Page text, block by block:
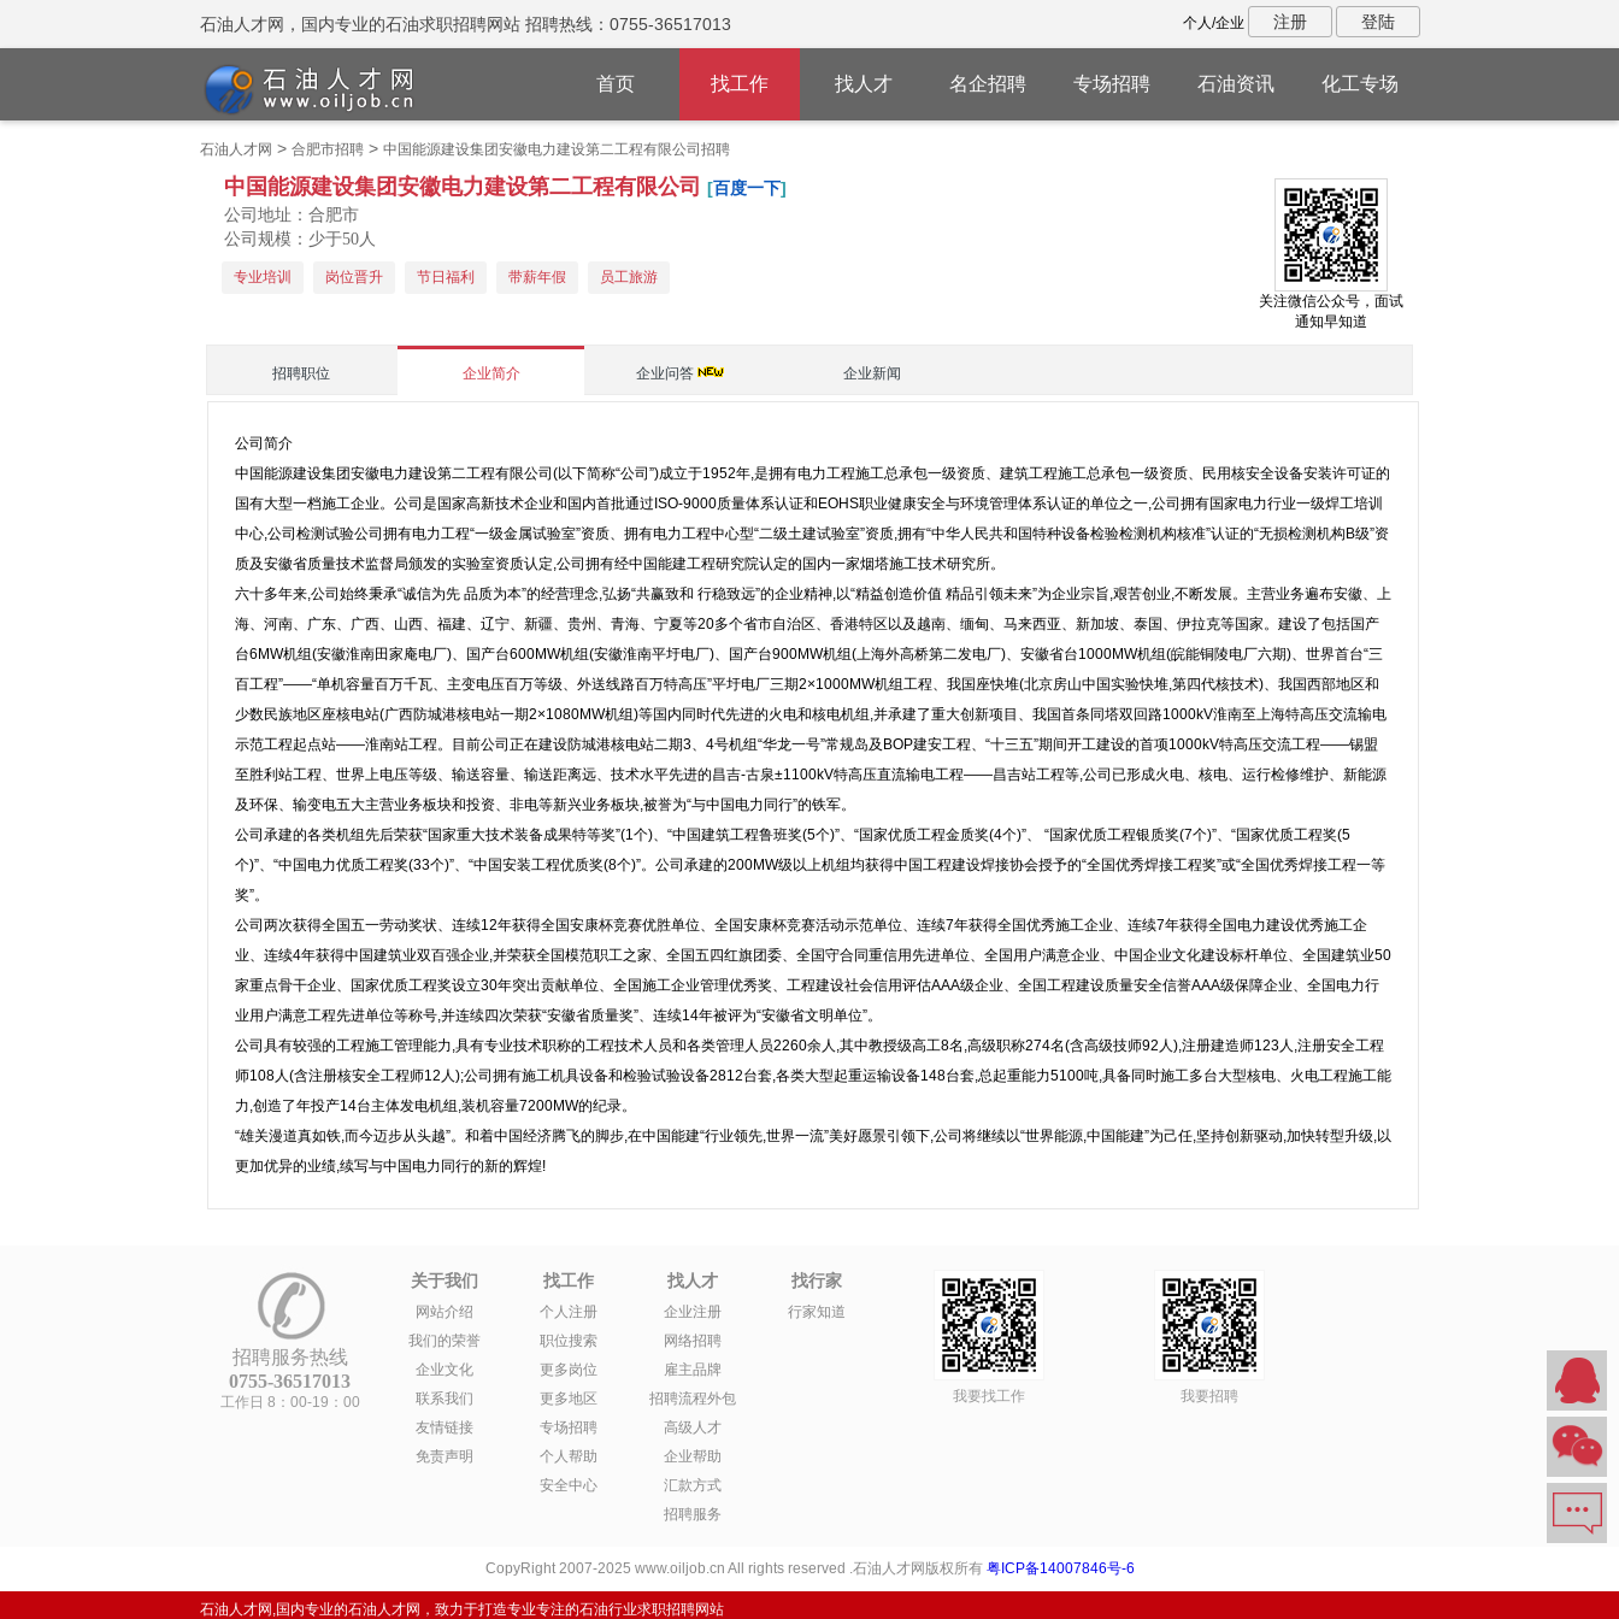
石油人才网，国内专业的石油求职招聘网站 招聘热线：0755-36517013 个人/企业 注册 登陆
首页 找工作 找人才 名企招聘 专场招聘 石油资讯 化工专场
石油人才网 > 合肥市招聘> 中国能源建设集团安徽电力建设第二工程有限公司招聘
中国能源建设集团安徽电力建设第二工程有限公司 [百度一下]
公司地址：合肥市
公司规模：少于50人
专业培训 岗位晋升 节日福利 带薪年假
员工旅游
关注微信公众号，面试
通知早知道
招聘职位 企业简介 企业问答 企业新闻
公司简介
中国能源建设集团安徽电力建设第二工程有限公司(以下简称“公司”)成立于1952年,是拥有电力工程施工总承包一级资质、建筑工程施工总承包一级资质、民用核安全设备安装许可证的
国有大型一档施工企业。公司是国家高新技术企业和国内首批通过ISO-9000质量体系认证和EOHS职业健康安全与环境管理体系认证的单位之一,公司拥有国家电力行业一级焊工培训
中心,公司检测试验公司拥有电力工程“一级金属试验室”资质、拥有电力工程中心型“二级土建试验室”资质,拥有“中华人民共和国特种设备检验检测机构核准”认证的“无损检测机构B级”资
质及安徽省质量技术监督局颁发的实验室资质认定,公司拥有经中国能建工程研究院认定的国内一家烟塔施工技术研究所。
六十多年来,公司始终秉承“诚信为先 品质为本”的经营理念,弘扬“共赢致和 行稳致远”的企业精神,以“精益创造价值 精品引领未来”为企业宗旨,艰苦创业,不断发展。主营业务遍布安徽、上
海、河南、广东、广西、山西、福建、辽宁、新疆、贵州、青海、宁夏等20多个省市自治区、香港特区以及越南、缅甸、马来西亚、新加坡、泰国、伊拉克等国家。建设了包括国产
台6MW机组(安徽淮南田家庵电厂)、国产台600MW机组(安徽淮南平圩电厂)、国产台900MW机组(上海外高桥第二发电厂)、安徽省台1000MW机组(皖能铜陵电厂六期)、世界首台“三
百工程”——“单机容量百万千瓦、主变电压百万等级、外送线路百万特高压”平圩电厂三期2×1000MW机组工程、我国座快堆(北京房山中国实验快堆,第四代核技术)、我国西部地区和
少数民族地区座核电站(广西防城港核电站一期2×1080MW机组)等国内同时代先进的火电和核电机组,并承建了重大创新项目、我国首条同塔双回路1000kV淮南至上海特高压交流输电
示范工程起点站——淮南站工程。目前公司正在建设防城港核电站二期3、4号机组“华龙一号”常规岛及BOP建安工程、“十三五”期间开工建设的首项1000kV特高压交流工程——锡盟
至胜利站工程、世界上电压等级、输送容量、输送距离远、技术水平先进的昌吉-古泉±1100kV特高压直流输电工程——昌吉站工程等,公司已形成火电、核电、运行检修维护、新能源
及环保、输变电五大主营业务板块和投资、非电等新兴业务板块,被誉为“与中国电力同行”的铁军。
公司承建的各类机组先后荣获“国家重大技术装备成果特等奖”(1个)、“中国建筑工程鲁班奖(5个)”、“国家优质工程金质奖(4个)”、 “国家优质工程银质奖(7个)”、“国家优质工程奖(5
个)”、“中国电力优质工程奖(33个)”、“中国安装工程优质奖(8个)”。公司承建的200MW级以上机组均获得中国工程建设焊接协会授予的“全国优秀焊接工程奖”或“全国优秀焊接工程一等
奖”。
公司两次获得全国五一劳动奖状、连续12年获得全国安康杯竞赛优胜单位、全国安康杯竞赛活动示范单位、连续7年获得全国优秀施工企业、连续7年获得全国电力建设优秀施工企
业、连续4年获得中国建筑业双百强企业,并荣获全国模范职工之家、全国五四红旗团委、全国守合同重信用先进单位、全国用户满意企业、中国企业文化建设标杆单位、全国建筑业50
家重点骨干企业、国家优质工程奖设立30年突出贡献单位、全国施工企业管理优秀奖、工程建设社会信用评估AAA级企业、全国工程建设质量安全信誉AAA级保障企业、全国电力行
业用户满意工程先进单位等称号,并连续四次荣获“安徽省质量奖”、连续14年被评为“安徽省文明单位”。
公司具有较强的工程施工管理能力,具有专业技术职称的工程技术人员和各类管理人员2260余人,其中教授级高工8名,高级职称274名(含高级技师92人),注册建造师123人,注册安全工程
师108人(含注册核安全工程师12人);公司拥有施工机具设备和检验试验设备2812台套,各类大型起重运输设备148台套,总起重能力5100吨,具备同时施工多台大型核电、火电工程施工能
力,创造了年投产14台主体发电机组,装机容量7200MW的纪录。
“雄关漫道真如铁,而今迈步从头越”。和着中国经济腾飞的脚步,在中国能建“行业领先,世界一流”美好愿景引领下,公司将继续以“世界能源,中国能建”为己任,坚持创新驱动,加快转型升级,以
更加优异的业绩,续写与中国电力同行的新的辉煌!
招聘服务热线
0755-36517013
工作日 8：00-19：00
关于我们
网站介绍
我们的荣誉
企业文化
联系我们
友情链接
免责声明
找工作
个人注册
职位搜索
更多岗位
更多地区
专场招聘
个人帮助
安全中心
找人才
企业注册
网络招聘
雇主品牌
招聘流程外包
高级人才
企业帮助
汇款方式
招聘服务
找行家
行家知道
我要找工作 我要招聘
CopyRight 2007-2025 www.oiljob.cn All rights reserved .石油人才网版权所有 粤ICP备14007846号-6
石油人才网,国内专业的石油人才网，致力于打造专业专注的石油行业求职招聘网站